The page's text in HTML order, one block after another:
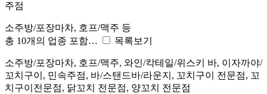
주점
소주방/포장마차, 호프/맥주 등
총 10개의 업종 포함…
목록보기
소주방/포장마차, 호프/맥주, 와인/칵테일/위스키 바, 이자까야/
꼬치구이, 민속주점, 바/스탠드바/라운지, 꼬치구이 전문점, 꼬
치구이전문점, 닭꼬치 전문점, 양꼬치 전문점